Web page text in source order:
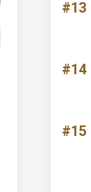
#13
#14
#15